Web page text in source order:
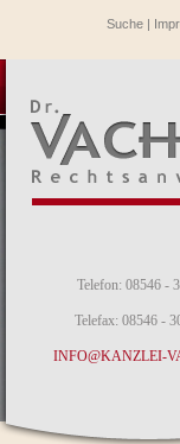
Suche|
Telefon: 08546 -
Telefax: 08546 -
INFO@KANZLEI-